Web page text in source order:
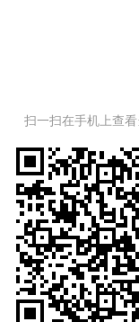
扫一扫在手机上查